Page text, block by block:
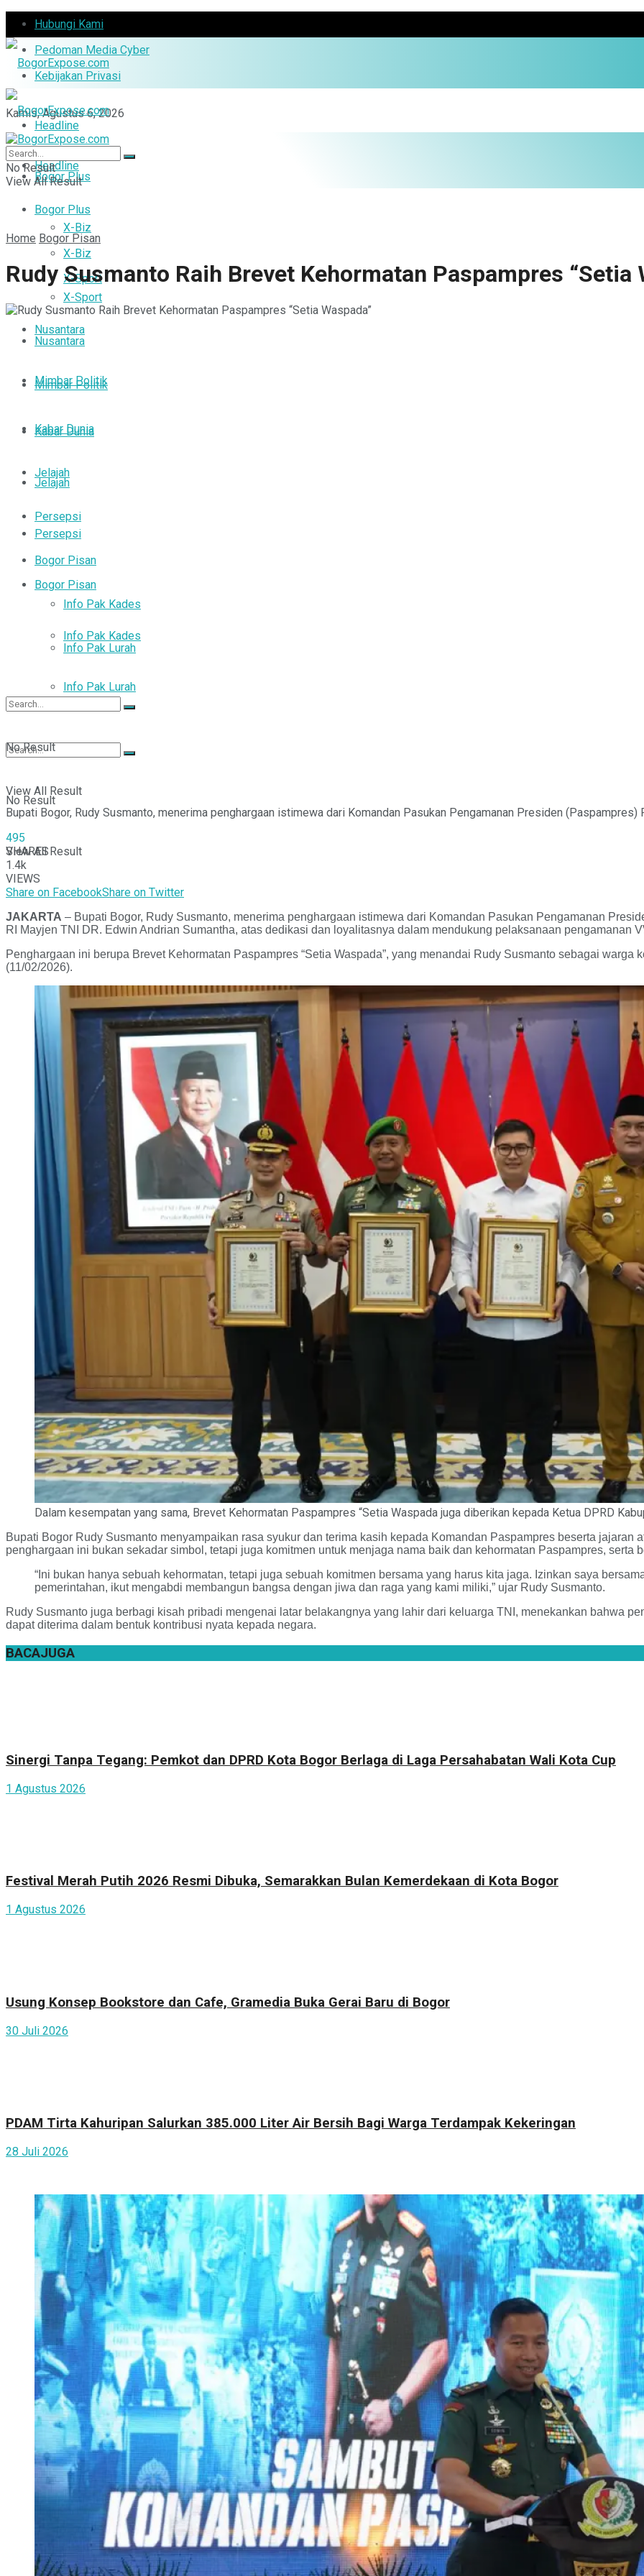
Hubungi Kami
Pedoman Media Cyber
Kebijakan Privasi
Kamis, Agustus 6, 2026
Headline
Bogor Plus
X-Biz
X-Sport
Nusantara
Mimbar Politik
Kabar Dunia
Jelajah
Persepsi
Bogor Pisan
Info Pak Kades
Info Pak Lurah
No Result
View All Result
Headline
Bogor Plus
X-Biz
X-Sport
Nusantara
Mimbar Politik
Kabar Dunia
Jelajah
Persepsi
Bogor Pisan
Info Pak Kades
Info Pak Lurah
No Result
View All Result
No Result
View All Result
Home Bogor Pisan
Rudy Susmanto Raih Brevet Kehormatan Paspampres “Setia
Bupati Bogor, Rudy Susmanto, menerima penghargaan istimewa dari Komandan Pasukan Pengamanan Presiden (Paspampres)
495
SHARES
1.4k
VIEWS
Share on FacebookShare on Twitter
JAKARTA – Bupati Bogor, Rudy Susmanto, menerima penghargaan istimewa dari Komandan Pasukan Pengamanan
RI Mayjen TNI DR. Edwin Andrian Sumantha, atas dedikasi dan loyalitasnya dalam mendukung pelaksanaan pengamanan
Penghargaan ini berupa Brevet Kehormatan Paspampres “Setia Waspada”, yang menandai Rudy Susmanto sebagai
(11/02/2026).
Dalam kesempatan yang sama, Brevet Kehormatan Paspampres “Setia Waspada juga diberikan kepada Ketua DPRD
Bupati Bogor Rudy Susmanto menyampaikan rasa syukur dan terima kasih kepada Komandan Paspampres beserta jajaran
penghargaan ini bukan sekadar simbol, tetapi juga komitmen untuk menjaga nama baik dan kehormatan Paspampres, serta
“Ini bukan hanya sebuah kehormatan, tetapi juga sebuah komitmen bersama yang harus kita jaga. Izinkan saya
pemerintahan, ikut mengabdi membangun bangsa dengan jiwa dan raga yang kami miliki,” ujar Rudy Susmanto.
Rudy Susmanto juga berbagi kisah pribadi mengenai latar belakangnya yang lahir dari keluarga TNI, menekankan bahwa
dapat diterima dalam bentuk kontribusi nyata kepada negara.
BACAJUGA
Sinergi Tanpa Tegang: Pemkot dan DPRD Kota Bogor Berlaga di Laga Persahabatan Wali Kota Cup
1 Agustus 2026
Festival Merah Putih 2026 Resmi Dibuka, Semarakkan Bulan Kemerdekaan di Kota Bogor
1 Agustus 2026
Usung Konsep Bookstore dan Cafe, Gramedia Buka Gerai Baru di Bogor
30 Juli 2026
PDAM Tirta Kahuripan Salurkan 385.000 Liter Air Bersih Bagi Warga Terdampak Kekeringan
28 Juli 2026